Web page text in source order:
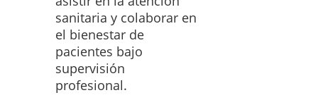
sanitaria y colaborar en
el bienestar de
pacientes bajo
supervisión
profesional.